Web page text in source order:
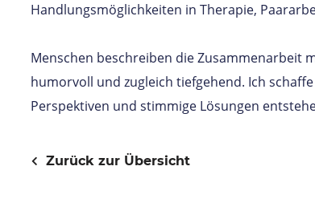
Handlungsmöglichkeiten in Therapie,
Menschen beschreiben die Zusammenarbeit
humorvoll und zugleich tiefgehend. Ich
Perspektiven und stimmige Lösungen
Zurück zur Übersicht